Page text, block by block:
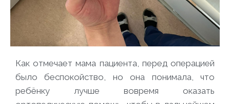
Как отмечает мама пациента, перед операцией
было беспокойство, но она понимала, что
ребёнку лучше вовремя оказать